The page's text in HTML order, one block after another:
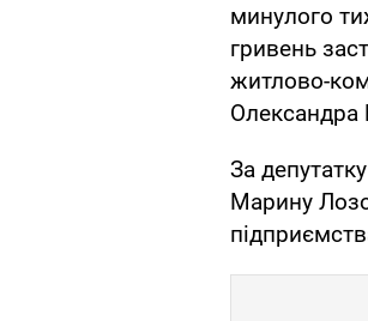
минулого
гривень
житлово-
Олександра
За
Марину